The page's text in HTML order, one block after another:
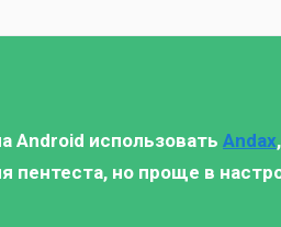
Android исполь­зо­вать Andax
пен­те­ста, но про­ще в